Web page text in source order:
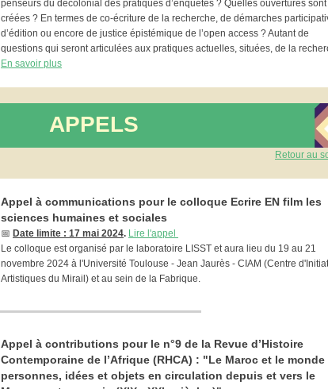
penseurs du décolonial des pratiques d’enquêtes ? Quelles ouvertures sont
créées ? En termes de co-écriture de la recherche, de démarches
d’édition ou encore de justice épistémique de l’open access ? Autant de
questions qui seront articulées aux pratiques actuelles, situées, de la
En savoir plus
APPELS
Retour au
Appel à communications pour le colloque Ecrire EN film les
sciences humaines et sociales
📅 Date limite : 17 mai 2024. Lire l'appel
Le colloque est organisé par le laboratoire LISST et aura lieu du 19 au 21
novembre 2024 à l'Université Toulouse - Jean Jaurès - CIAM (Centre
Artistiques du Mirail) et au sein de la Fabrique.
Appel à contributions pour le n°9 de la Revue d’Histoire
Contemporaine de l’Afrique (RHCA) : "Le Maroc et le monde
personnes, idées et objets en circulation depuis et vers le